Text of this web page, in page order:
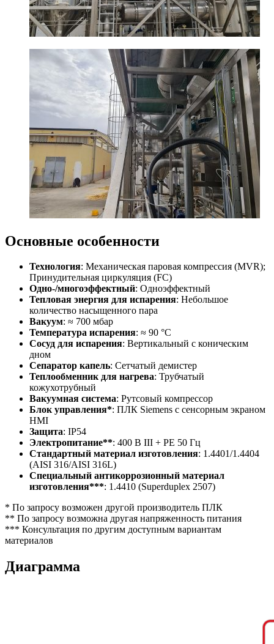
Основные особенности
Технология: Механическая паровая компрессия (MVR);
Принудительная циркуляция (FC)
Одно-/многоэффектный: Одноэффектный
Тепловая энергия для испарения: Небольшое
количество насыщенного пара
Вакуум: ≈ 700 мбар
Температура испарения: ≈ 90 °C
Сосуд для испарения: Вертикальный с коническим
дном
Сепаратор капель: Сетчатый демистер
Теплообменник для нагрева: Трубчатый
кожухотрубный
Вакуумная система: Рутсовый компрессор
Блок управления*: ПЛК Siemens с сенсорным экраном
HMI
Защита: IP54
Электропитание**: 400 В III + PE 50 Гц
Стандартный материал изготовления: 1.4401/1.4404
(AISI 316/AISI 316L)
Специальный антикоррозионный материал
изготовления***: 1.4410 (Superduplex 2507)
* По запросу возможен другой производитель ПЛК
** По запросу возможна другая напряженность питания
*** Консультация по другим доступным вариантам
материалов
Диаграмма